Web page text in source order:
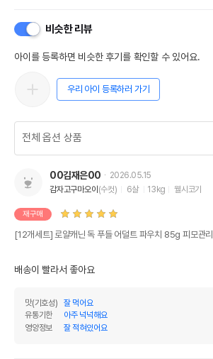
비슷한 리뷰
아이를 등록하면 비슷한 후기를 확인할 수 있어요.
우리 아이 등록하러 가기
00김재은00
2026.05.15
감자고구마오이(수컷) 6살 13kg 웰시코기
재구매
[12개세트] 로얄캐닌 독 푸들 어덜트 파우치 85g 피모관리
배송이 빨라서 좋아요
맛(기호성)
잘 먹어요
유통기한
아주 넉넉해요
영양정보
잘 적혀있어요